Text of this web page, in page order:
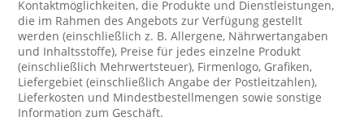
Kontaktmöglichkeiten, die Produkte und Dienstleistungen,
die im Rahmen des Angebots zur Verfügung gestellt
werden (einschließlich z. B. Allergene, Nährwertangaben
und Inhaltsstoffe), Preise für jedes einzelne Produkt
(einschließlich Mehrwertsteuer), Firmenlogo, Grafiken,
Liefergebiet (einschließlich Angabe der Postleitzahlen),
Lieferkosten und Mindestbestellmengen sowie sonstige
Information zum Geschäft.